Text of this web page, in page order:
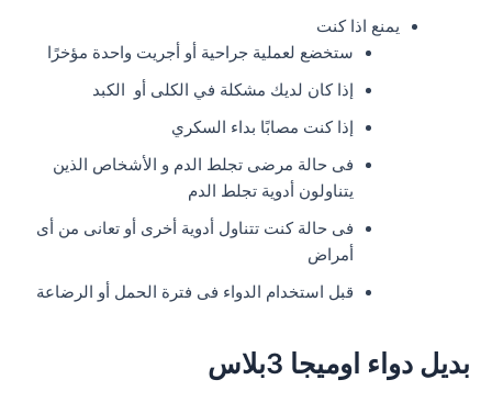
يمنع اذا كنت
ستخضع لعملية جراحية أو أجريت واحدة مؤخرًا
إذا كان لديك مشكلة في الكلى أو الكبد
إذا كنت مصابًا بداء السكري
فى حالة مرضى تجلط الدم و الأشخاص الذين
يتناولون أدوية تجلط الدم
فى حالة كنت تتناول أدوية أخرى أو تعانى من أى
أمراض
قبل استخدام الدواء فى فترة الحمل أو الرضاعة
بديل دواء اوميجا 3بلاس